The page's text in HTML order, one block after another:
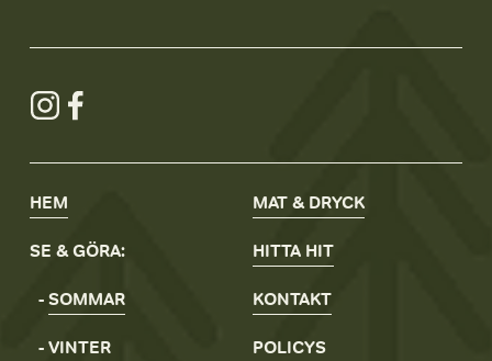
HEM
SE & GÖRA:
- SOMMAR
- VINTER
MAT & DRYCK
HITTA HIT
KONTAKT
POLICYS